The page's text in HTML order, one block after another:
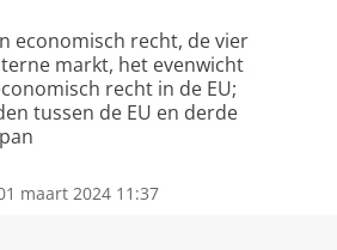
economisch recht, de vier
markt, het evenwicht
recht in de EU;
tussen de EU en derde
maart 2024 11:37